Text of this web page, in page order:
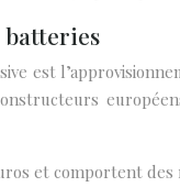
batteries
est
et comportent